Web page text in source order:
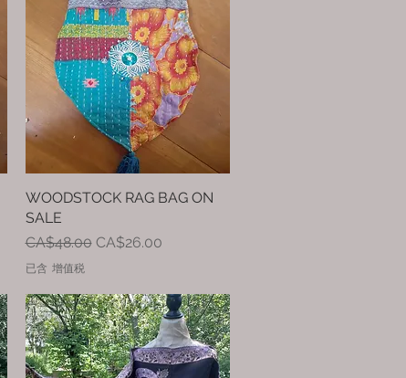
快速瀏覽
WOODSTOCK RAG BAG ON
SALE
一般價格
CA$48.00 促銷價格
CA$26.00
已含 增值税